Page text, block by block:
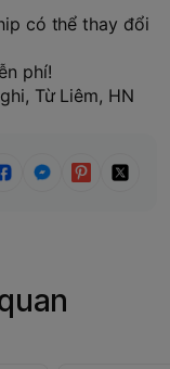
có thể thay đổi
phí!
Từ Liêm, HN